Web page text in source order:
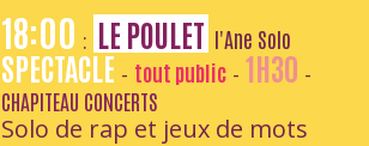
18:00 : LE POULET l'Ane Solo
SPECTACLE - tout public- 1H30 -
CHAPITEAU CONCERTS
Solo de rap et jeux de mots